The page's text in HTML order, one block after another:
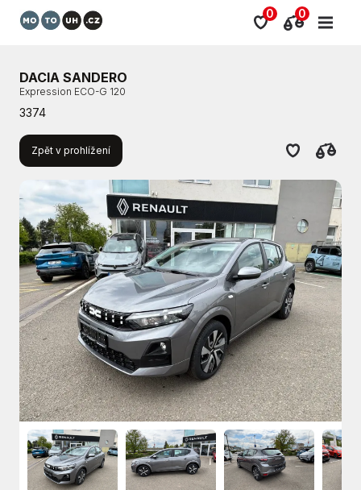
0 0
DACIA SANDERO
Expression ECO-G 120
3374
Zpět v prohlížení